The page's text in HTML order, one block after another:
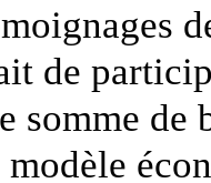
de
somme